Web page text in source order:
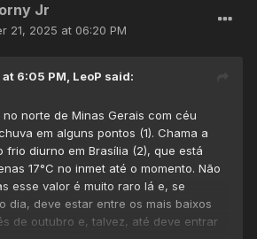
Jr
21, 2025 at 06:20 PM
6:05 PM, LeoP said:
norte de Minas Gerais com céu
em alguns pontos (1). Chama a
frio diurno em Brasília (2), que está
17°C no inmet até o momento. Não
esse valor é muito raro lá e, se
dia, deve estar entre os mais baixos
de outubro e, talvez, até deve entrar